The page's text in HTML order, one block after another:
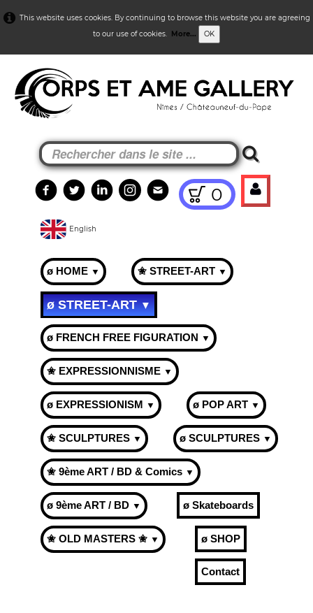
This website uses cookies. By continuing to browse this website you are agreeing
to our use of cookies. More... OK
0
English
ø HOME ▼ ✬ STREET-ART ▼
ø STREET-ART▼
ø FRENCH FREE FIGURATION ▼
✬ EXPRESSIONNISME ▼
ø EXPRESSIONISM ▼ ø POP ART ▼
✬ SCULPTURES ▼ ø SCULPTURES ▼
✬ 9ème ART / BD & Comics ▼
ø 9ème ART / BD ▼ ø Skateboards
✬ OLD MASTERS ✬ ▼ ø SHOP
Contact